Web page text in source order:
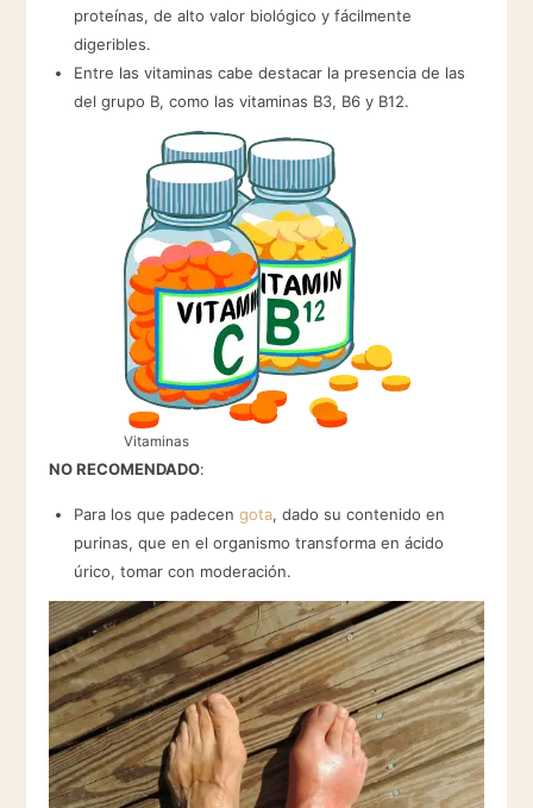
proteínas, de alto valor biológico y fácilmente
digeribles.
Entre las vitaminas cabe destacar la presencia de las
del grupo B, como las vitaminas B3, B6 y B12.
Vitaminas
NO RECOMENDADO:
Para los que padecen gota, dado su contenido en
purinas, que en el organismo transforma en ácido
úrico, tomar con moderación.